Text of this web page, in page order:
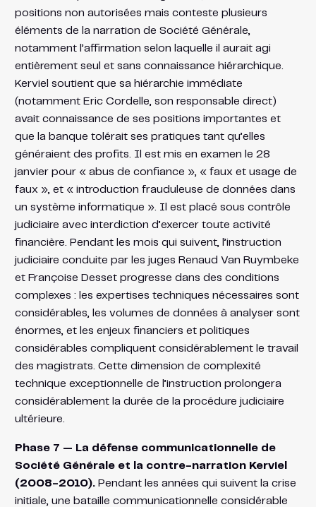
positions non autorisées mais conteste plusieurs
éléments de la narration de Société Générale,
notamment l’affirmation selon laquelle il aurait agi
entièrement seul et sans connaissance hiérarchique.
Kerviel soutient que sa hiérarchie immédiate
(notamment Eric Cordelle, son responsable direct)
avait connaissance de ses positions importantes et
que la banque tolérait ses pratiques tant qu’elles
généraient des profits. Il est mis en examen le 28
janvier pour « abus de confiance », « faux et usage de
faux », et « introduction frauduleuse de données dans
un système informatique ». Il est placé sous contrôle
judiciaire avec interdiction d’exercer toute activité
financière. Pendant les mois qui suivent, l’instruction
judiciaire conduite par les juges Renaud Van Ruymbeke
et Françoise Desset progresse dans des conditions
complexes : les expertises techniques nécessaires sont
considérables, les volumes de données à analyser sont
énormes, et les enjeux financiers et politiques
considérables compliquent considérablement le travail
des magistrats. Cette dimension de complexité
technique exceptionnelle de l’instruction prolongera
considérablement la durée de la procédure judiciaire
ultérieure.
Phase 7 — La défense communicationnelle de
Société Générale et la contre-narration Kerviel
(2008-2010).Pendant les années qui suivent la crise
initiale, une bataille communicationnelle considérable